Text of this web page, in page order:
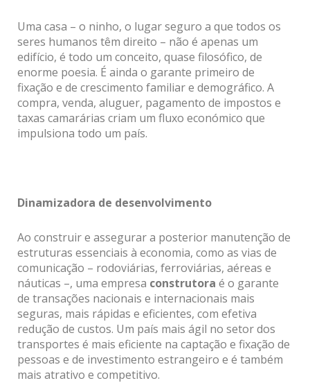
Uma casa – o ninho, o lugar seguro a que todos os
seres humanos têm direito – não é apenas um
edifício, é todo um conceito, quase filosófico, de
enorme poesia. É ainda o garante primeiro de
fixação e de crescimento familiar e demográfico. A
compra, venda, aluguer, pagamento de impostos e
taxas camarárias criam um fluxo económico que
impulsiona todo um país.
Dinamizadora de desenvolvimento
Ao construir e assegurar a posterior manutenção de
estruturas essenciais à economia, como as vias de
comunicação – rodoviárias, ferroviárias, aéreas e
náuticas –, uma empresa construtora é o garante
de transações nacionais e internacionais mais
seguras, mais rápidas e eficientes, com efetiva
redução de custos. Um país mais ágil no setor dos
transportes é mais eficiente na captação e fixação de
pessoas e de investimento estrangeiro e é também
mais atrativo e competitivo.